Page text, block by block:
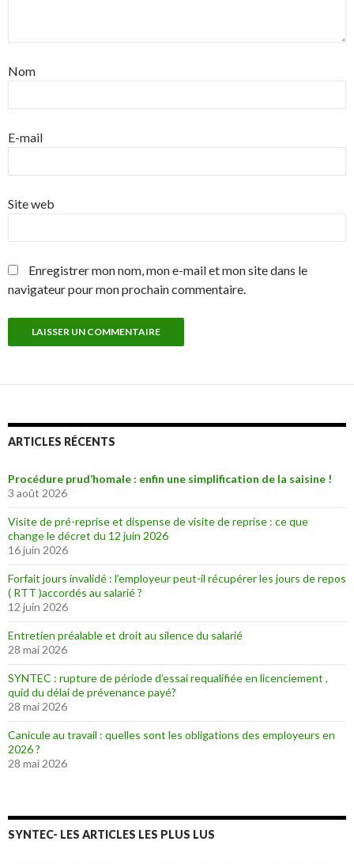
Nom
E-mail
Site web
Enregistrer mon nom, mon e-mail et mon site dans le
navigateur pour mon prochain commentaire.
ARTICLES RÉCENTS
Procédure prud’homale : enfin une simplification de la saisine !
3 août 2026
Visite de pré-reprise et dispense de visite de reprise : ce que
change le décret du 12 juin 2026
16 juin 2026
Forfait jours invalidé : l’employeur peut-il récupérer les jours de repos
( RTT )accordés au salarié ?
12 juin 2026
Entretien préalable et droit au silence du salarié
28 mai 2026
SYNTEC : rupture de période d’essai requalifiée en licenciement ,
quid du délai de prévenance payé?
28 mai 2026
Canicule au travail : quelles sont les obligations des employeurs en
2026 ?
28 mai 2026
SYNTEC- LES ARTICLES LES PLUS LUS